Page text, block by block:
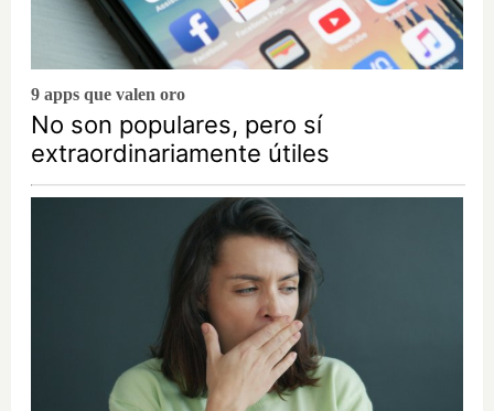
9 apps que valen oro
No son populares, pero sí
extraordinariamente útiles